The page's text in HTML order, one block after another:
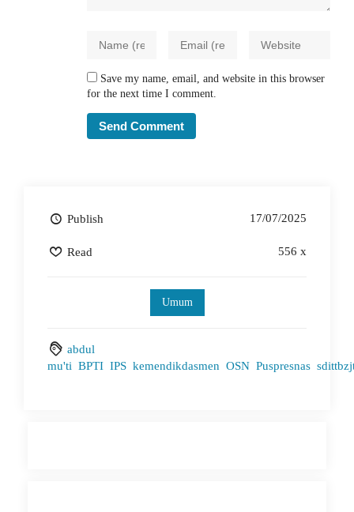
Save my name, email, and website in this browser
for the next time I comment.
Publish 17/07/2025
Read 556 x
Umum
abdul
mu'ti BPTI IPS kemendikdasmen OSN Puspresnas